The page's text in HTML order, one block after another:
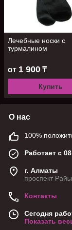
Лечебные носки с
турмалином
от 1 900 ₸
Купить
О нас
100%
Работает с
г. Алматы
проспект
Контакты
Сегодня
Показать